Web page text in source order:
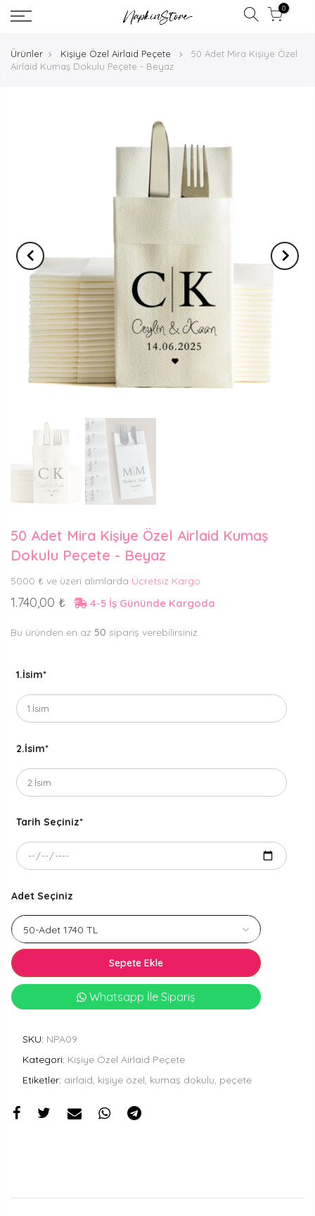
0
Ürünler Kişiye Özel Airlaid Peçete
50 Adet Mira Kişiye Özel
Airlaid Kumaş Dokulu Peçete - Beyaz
50 Adet Mira Kişiye Özel Airlaid Kumaş
Dokulu Peçete - Beyaz
5000 ₺ ve üzeri alımlarda Ücretsiz Kargo
1.740,00 ₺ 4-5 İş Gününde Kargoda
Bu üründen en az 50 sipariş verebilirsiniz.
1.İsim*
2.İsim*
Tarih Seçiniz*
Adet Seçiniz
Sepete Ekle
Whatsapp İle Sipariş
SKU: NPA09
Kategori: Kişiye Özel Airlaid Peçete
Etiketler: airlaid, kişiye özel, kumaş dokulu, peçete